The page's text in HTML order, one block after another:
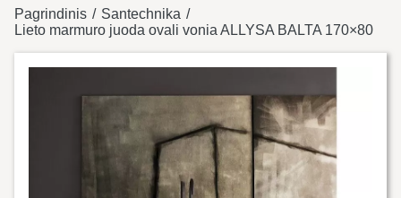
Pagrindinis / Santechnika /
Lieto marmuro juoda ovali vonia ALLYSA BALTA 170×80